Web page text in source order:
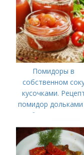
Помидоры в
собственном
кусочками.
помидор дольками
собственном соку